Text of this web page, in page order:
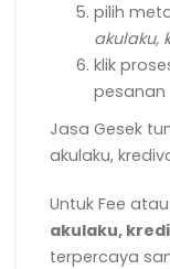
pilih
akulaku,
klik
pesanan
Jasa Gesek
akulaku,
Untuk Fee
akulaku,
terpercaya